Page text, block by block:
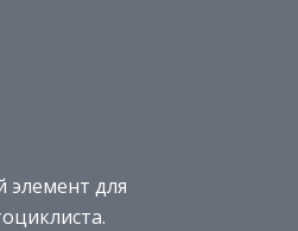
элемент для